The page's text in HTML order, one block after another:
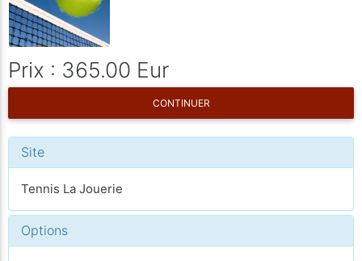
Prix : 365.00 Eur
CONTINUER
Site
Tennis La Jouerie
Options